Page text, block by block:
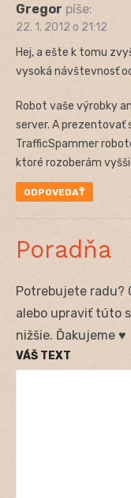
Gregor píše:
22. 1. 2012 o 21:12
Hej, a ešte k tomu
vysoká návštevnosť
Robot vaše výrobky
server. A prezentovať
TrafficSpammer
ktoré rozoberám
ODPOVEDAŤ
Poradňa
Potrebujete radu?
alebo upraviť túto
nižšie. Ďakujeme ♥
VÁŠ TEXT